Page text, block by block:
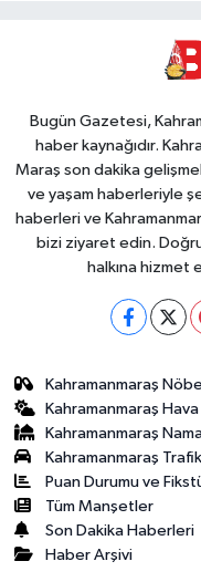
Bugün Gazetesi,
haber kaynağıdır.
Maraş son dakika
ve yaşam haberleriyle
haberleri ve
bizi ziyaret edin.
halkına hizmet
Kahramanmaraş
Kahramanmaraş
Kahramanmaraş
Kahramanmaraş
Puan Durumu ve
Tüm Manşetler
Son Dakika Haberleri
Haber Arşivi